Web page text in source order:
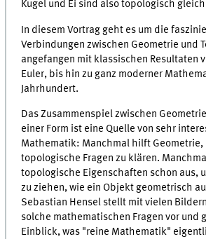
Kugel und Ei sind also topologisch
In diesem Vortrag geht es um die
Verbindungen zwischen Geometrie und
angefangen mit klassischen Resultaten
Euler, bis hin zu ganz moderner
Jahrhundert.
Das Zusammenspiel zwischen
einer Form ist eine Quelle von sehr
Mathematik: Manchmal hilft Geometrie,
topologische Fragen zu klären.
topologische Eigenschaften schon aus,
zu ziehen, wie ein Objekt geometrisch
Sebastian Hensel stellt mit vielen
solche mathematischen Fragen vor und
Einblick, was "reine Mathematik"